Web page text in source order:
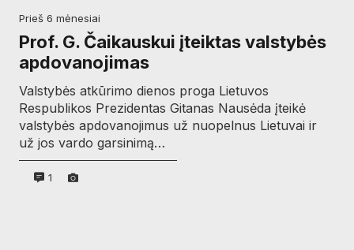
prieš 6 mėnesiai
Prof. G. Čaikauskui įteiktas valstybės
apdovanojimas
Valstybės atkūrimo dienos proga Lietuvos
Respublikos Prezidentas Gitanas Nausėda įteikė
valstybės apdovanojimus už nuopelnus Lietuvai ir
už jos vardo garsinimą…
1